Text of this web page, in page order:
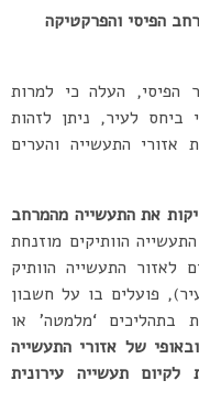
הפיסי והפרקטיקה
הפיסי, העלה כי למרות
ביחס לעיר, ניתן לזהות
אזורי התעשייה והערים
את התעשייה מהמרחב
הוותיקים מוזנחת
לאזור התעשייה הוותיק
פועלים בו על חשבון
בתהליכים ‘מלמטה’ או
של אזורי התעשייה
תעשייה עירונית